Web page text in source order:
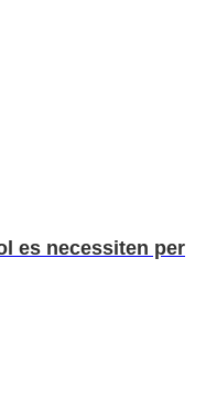
es necessiten per